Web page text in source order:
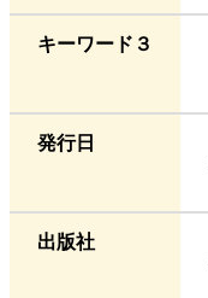
キーワード３
発行日
出版社